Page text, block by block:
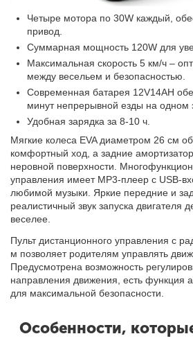
Четыре мотора по 30W каждый,
привод.
Суммарная мощность 120W для
Максимальная скорость 5 км/ч –
между весельем и безопасностью.
Современная батарея 12V14AH
минут непрерывной езды на одном
Удобная зарядка за 8-10 ч.
Мягкие колеса EVA диаметром 26 см
комфортный ход, а задние
неровной поверхности.
управления имеет MP3-плеер с USB-
любимой музыки. Яркие передние и
реалистичный звук запуска двигателя
веселее.
Пульт дистанционного управления с
м позволяет родителям управлять
Предусмотрена возможность
направления движения, есть функция
для максимальной безопасности.
Особенности,